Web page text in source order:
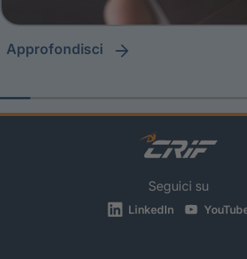
approfondisci
Seguici su
LinkedIn